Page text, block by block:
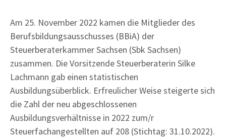
Am 25. November 2022 kamen die Mitglieder des
Berufsbildungsausschusses (BBiA) der
Steuerberaterkammer Sachsen (Sbk Sachsen)
zusammen. Die Vorsitzende Steuerberaterin Silke
Lachmann gab einen statistischen
Ausbildungsüberblick. Erfreulicher Weise steigerte sich
die Zahl der neu abgeschlossenen
Ausbildungsverhältnisse in 2022 zum/r
Steuerfachangestellten auf 208 (Stichtag: 31.10.2022).